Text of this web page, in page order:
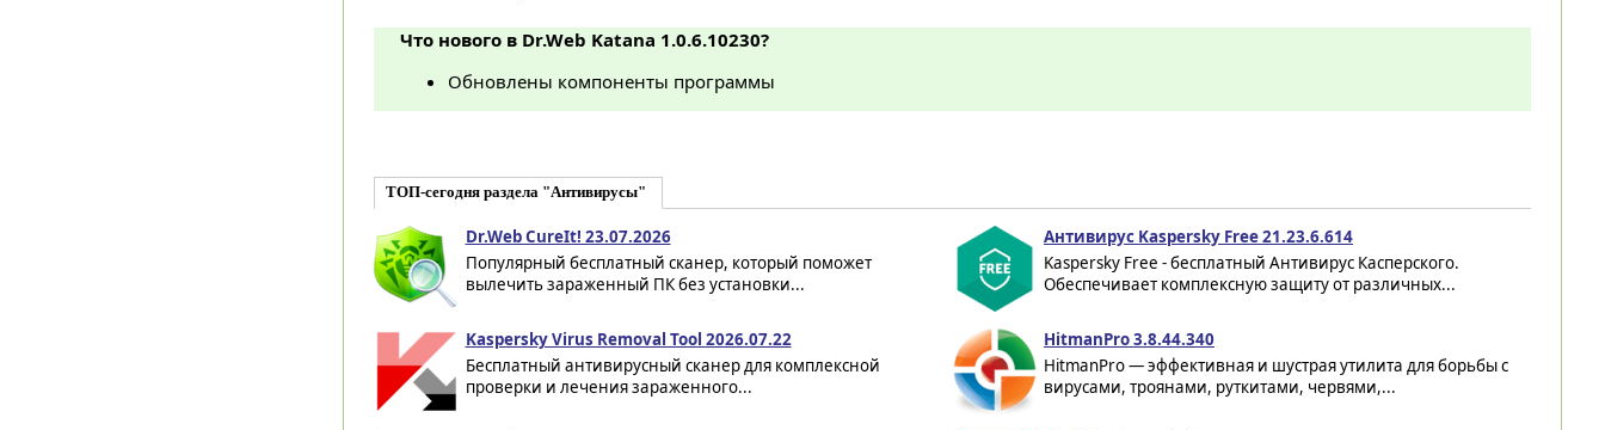
Что нового в Dr.Web Katana 1.0.6.10230?
Обновлены компоненты программы
ТОП-сегодня раздела "Антивирусы"
Dr.Web CureIt! 23.07.2026
Популярный бесплатный сканер, который поможет
вылечить зараженный ПК без установки...
Антивирус Kaspersky Free 21.23.6.614
Kaspersky Free - бесплатный Антивирус Касперского.
Обеспечивает комплексную защиту от различных...
Kaspersky Virus Removal Tool 2026.07.22
Бесплатный антивирусный сканер для комплексной
проверки и лечения зараженного...
HitmanPro 3.8.44.340
HitmanPro — эффективная и шустрая утилита для борьбы с
вирусами, троянами, руткитами, червями,...